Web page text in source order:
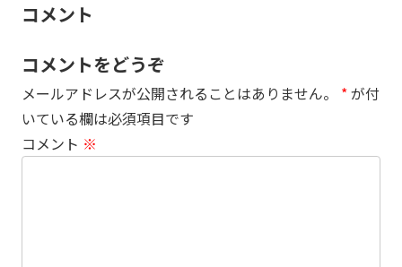
コメント
コメントをどうぞ
メールアドレスが公開されることはありません。 *が付
いている欄は必須項目です
コメント ※